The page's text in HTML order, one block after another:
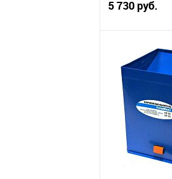
5 730 руб.
В
Купить в 1 клик
В избранное